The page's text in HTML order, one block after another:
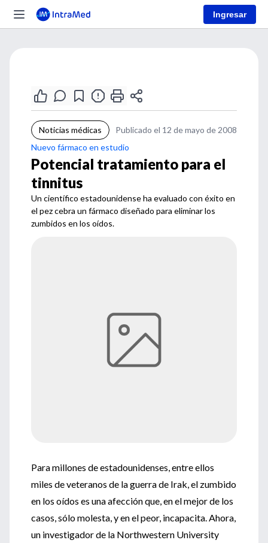
Ingresar
Noticias médicas
Publicado el 12 de mayo de 2008
Nuevo fármaco en estudio
Potencial tratamiento para el
tinnitus
Un científico estadounidense ha evaluado con éxito en
el pez cebra un fármaco diseñado para eliminar los
zumbidos en los oídos.
Para millones de estadounidenses, entre ellos
miles de veteranos de la guerra de Irak, el zumbido
en los oídos es una afección que, en el mejor de los
casos, sólo molesta, y en el peor, incapacita. Ahora,
un investigador de la Northwestern University